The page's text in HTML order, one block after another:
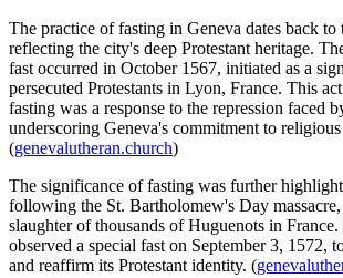
The practice of fasting in Geneva dates back to
reflecting the city's deep Protestant heritage.
fast occurred in October 1567, initiated as a
persecuted Protestants in Lyon, France. This
fasting was a response to the repression faced
underscoring Geneva's commitment to
(genevalutheran.church)
The significance of fasting was further
following the St. Bartholomew's Day
slaughter of thousands of Huguenots in
observed a special fast on September 3, 1572,
and reaffirm its Protestant identity. (